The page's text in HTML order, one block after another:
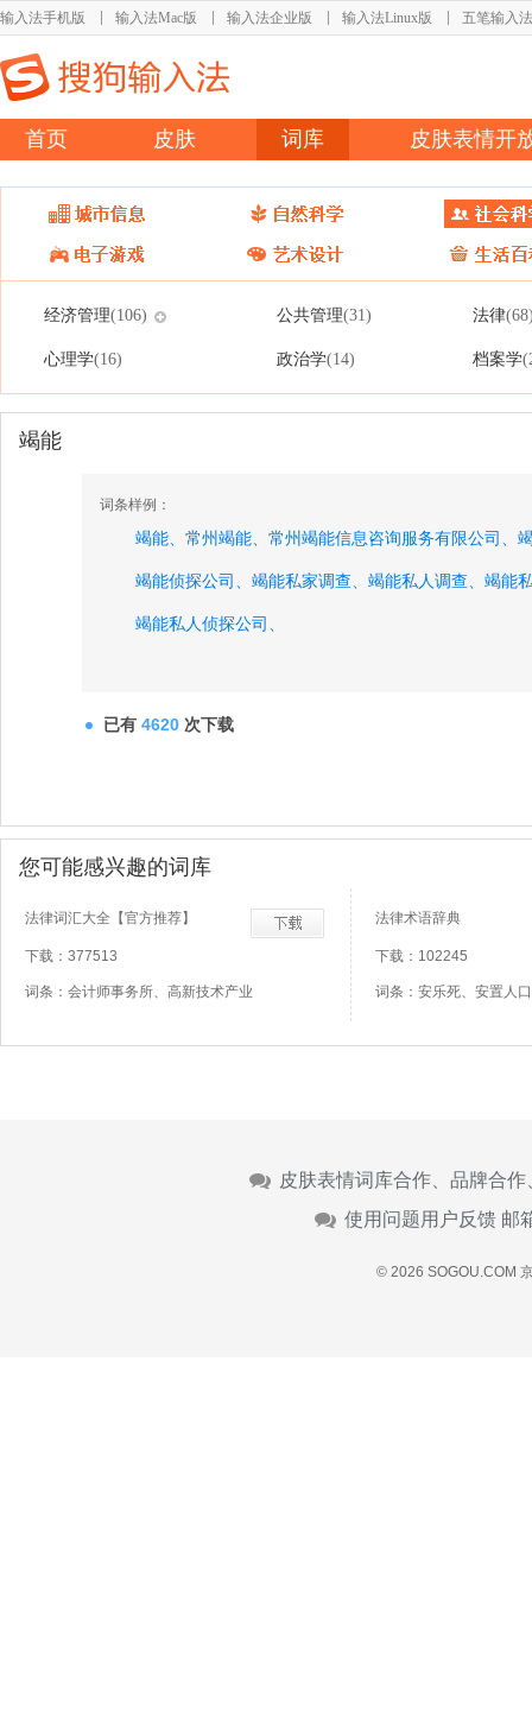
输入法手机版 输入法Mac版 输入法企业版 输入法Linux版 五笔输入法
首页 皮肤 词库 皮肤表情开
经济管理(106) 公共管理(31) 法律
心理学(16) 政治学(14) 档案学
竭能
词条样例：
竭能、 常州竭能、 常州竭能信息咨询服务有限公司、
竭能侦探公司、 竭能私家调查、 竭能私人调查、 竭能
竭能私人侦探公司、
已有 4620 次下载
您可能感兴趣的词库
法律词汇大全【官方推荐】
下载：377513
词条：会计师事务所、高新技术产业
法律术语辞典
下载：102245
词条：安乐死、安置人
皮肤表情词库合作、品牌合
使用问题用户反馈 邮
© 2026 SOGOU.COM